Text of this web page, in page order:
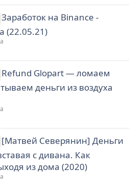
Заработок на Binance -
(22.05.21)
Refund Glopart — ломаем
деньги из воздуха
[Матвей Северянин] Деньги
с дивана. Как
из дома (2020)